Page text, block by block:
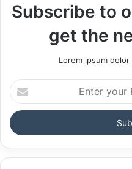
Subscribe to
get the
Lorem ipsum
Enter
your
Email
address